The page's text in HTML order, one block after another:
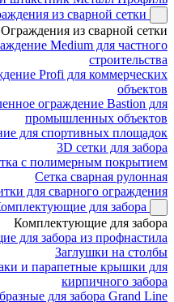
из сварной сетки
Ограждения из сварной сетки
Medium для частного
строительства
Profi для коммерческих
объектов
ограждение Bastion для
промышленных объектов
для спортивных площадок
3D сетки для забора
с полимерным покрытием
Сетка сварная рулонная
для сварного ограждения
для забора
Комплектующие для забора
для забора из профнастила
Заглушки на столбы
и парапетные крышки для
кирпичного забора
для забора Grand Line